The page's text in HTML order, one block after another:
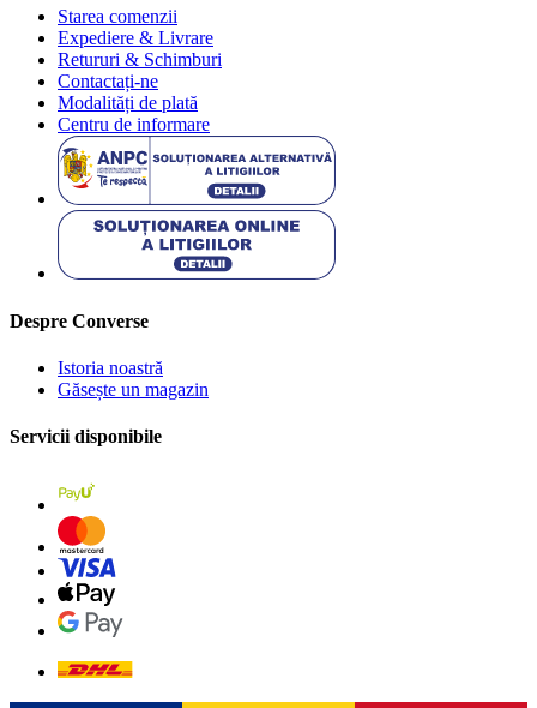
Starea comenzii
Expediere & Livrare
Retururi & Schimburi
Contactați-ne
Modalități de plată
Centru de informare
Despre Converse
Istoria noastră
Găsește un magazin
Servicii disponibile